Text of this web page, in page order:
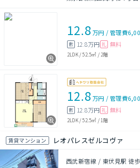
12.8万円 /管理費
敷 12.8万円 礼 無料
2LDK/52.5㎡ / 2階
12.8万円 /管理費
敷 12.8万円 礼 無料
2LDK/52.5㎡ /1階
賃貸マンション レオパレスゼルコヴァ
西武新宿線 / 東伏見駅 徒